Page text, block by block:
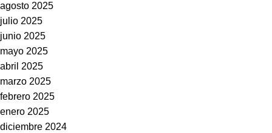
agosto 2025
julio 2025
junio 2025
mayo 2025
abril 2025
marzo 2025
febrero 2025
enero 2025
diciembre 2024